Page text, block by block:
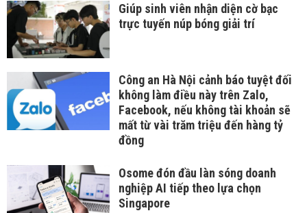
Giúp sinh viên nhận diện cờ bạc
trực tuyến núp bóng giải trí
Công an Hà Nội cảnh báo tuyệt đối
không làm điều này trên Zalo,
Facebook, nếu không tài khoản sẽ
mất từ vài trăm triệu đến hàng tỷ
đồng
Osome đón đầu làn sóng doanh
nghiệp AI tiếp theo lựa chọn
Singapore